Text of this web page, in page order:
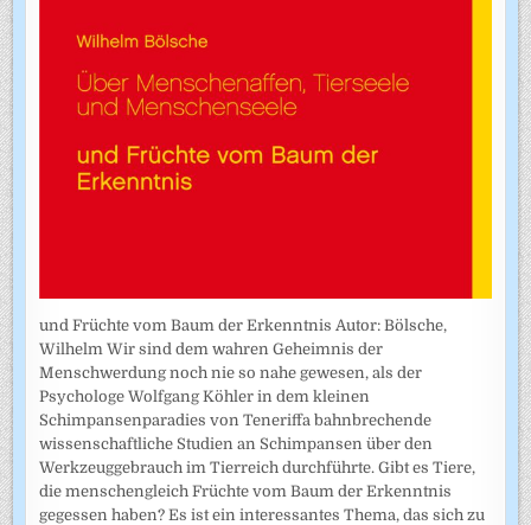
und Früchte vom Baum der Erkenntnis Autor: Bölsche,
Wilhelm Wir sind dem wahren Geheimnis der
Menschwerdung noch nie so nahe gewesen, als der
Psychologe Wolfgang Köhler in dem kleinen
Schimpansenparadies von Teneriffa bahnbrechende
wissenschaftliche Studien an Schimpansen über den
Werkzeuggebrauch im Tierreich durchführte. Gibt es Tiere,
die menschengleich Früchte vom Baum der Erkenntnis
gegessen haben? Es ist ein interessantes Thema, das sich zu